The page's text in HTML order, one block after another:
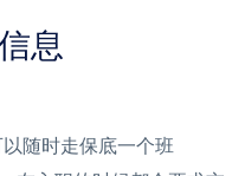
息
随时走保底一个班